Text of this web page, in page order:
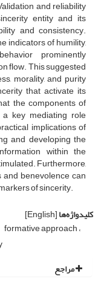
and reliability
entity and its
and consistency.
indicators of humility,
prominently
flow. This suggested
morality, and purity
that activate its
the components of
key mediating role
implications of
and developing the
within the
Furthermore,
benevolence can
of sincerity.
کلیدواژه‌ها[English]
formative approach
مراجع